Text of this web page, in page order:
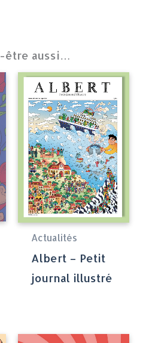
être aussi…
Actualités
Albert – Petit
journal illustré